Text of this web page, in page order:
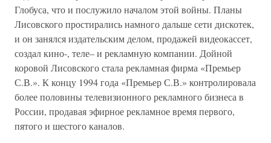
Глобуса, что и послужило началом этой войны. Планы
Лисовского простирались намного дальше сети дискотек,
и он занялся издательским делом, продажей видеокассет,
создал кино-, теле– и рекламную компании. Дойной
коровой Лисовского стала рекламная фирма «Премьер
С.В.». К концу 1994 года «Премьер С.В.» контролировала
более половины телевизионного рекламного бизнеса в
России, продавая эфирное рекламное время первого,
пятого и шестого каналов.